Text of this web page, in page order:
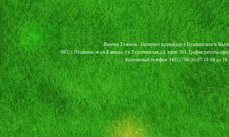
Винтем Телеком - Интернет провайдер в Пушкинском и
МО, г. Пушкино, м-он Клязьма, ул. Тургеневская д.8, офис 305. График работы
Контактный телефон: (495) 790-30-07 10:00 до